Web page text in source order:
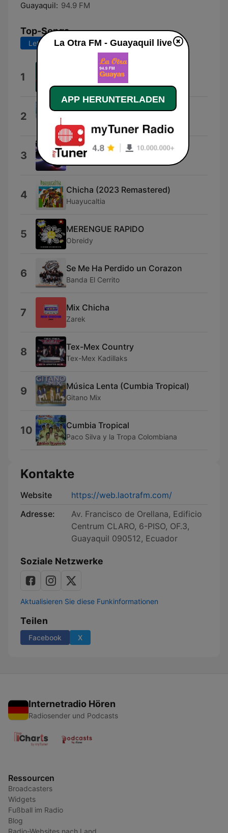
Guayaquil: 94.9 FM
Top-Songs
Letzte 7 Tage Letzte 30 Tage
1 BadBounce
2 La Cumbia Colombiana
Invasion Colombiana
3 2026
4 Chicha (2023 Remastered)
Huayucaltia
5 MERENGUE RAPIDO
Obreidy
6 Se Me Ha Perdido un Corazon
Banda El Cerrito
7 Mix Chicha
Zarek
8 Tex-Mex Country
Tex-Mex Kadillaks
9 Música Lenta (Cumbia Tropical)
Gitano Mix
10 Cumbia Tropical
Paco Silva y la Tropa Colombiana
Kontakte
Website
https://web.laotrafm.com/
Adresse:
Av. Francisco de Orellana, Edificio
Centrum CLARO, 6-PISO, OF.3,
Guayaquil 090512, Ecuador
Soziale Netzwerke
Aktualisieren Sie diese Funkinformationen
Teilen
Facebook X
Internetradio Hören
Radiosender und Podcasts
Ressourcen
Broadcasters
Widgets
Fußball im Radio
Blog
Radio-Websites nach Land
La Otra FM - Guayaquil live
APP HERUNTERLADEN